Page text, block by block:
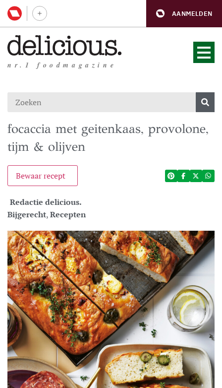
AANMELDEN
nr.1 foodmagazine
focaccia met geitenkaas, provolone,
tijm & olijven
Bewaar recept
Redactie delicious.
Bijgerecht,Recepten